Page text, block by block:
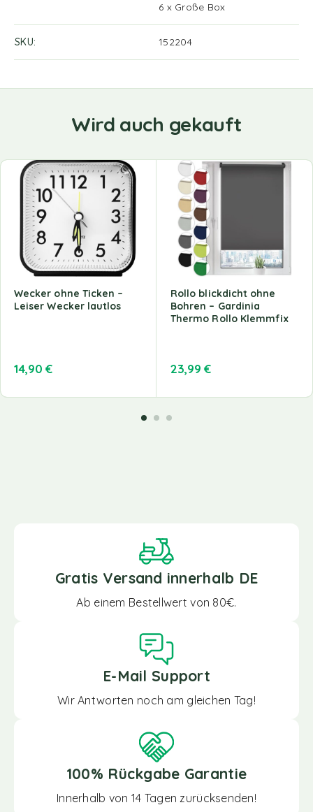
6 x Große Box
SKU 152204
Wird auch gekauft
Wecker ohne Ticken –
Leiser Wecker lautlos
14,90 €
Rollo blickdicht ohne
Bohren – Gardinia
Thermo Rollo Klemmfix
23,99 €
Gratis Versand innerhalb DE
Ab einem Bestellwert von 80€.
E-Mail Support
Wir Antworten noch am gleichen Tag!
100% Rückgabe Garantie
Innerhalb von 14 Tagen zurücksenden!